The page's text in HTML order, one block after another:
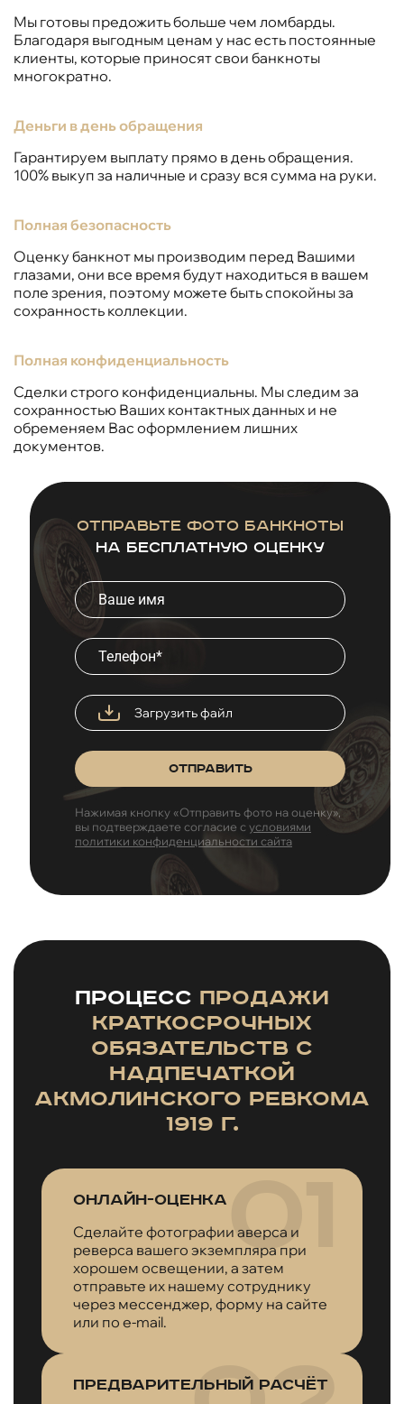
Мы готовы предожить больше чем ломбарды.
Благодаря выгодным ценам у нас есть постоянные
клиенты, которые приносят свои банкноты
многократно.
Деньги в день обращения
Гарантируем выплату прямо в день обращения.
100% выкуп за наличные и сразу вся сумма на руки.
Полная безопасность
Оценку банкнот мы производим перед Вашими
глазами, они все время будут находиться в вашем
поле зрения, поэтому можете быть спокойны за
сохранность коллекции.
Полная конфиденциальность
Сделки строго конфиденциальны. Мы следим за
сохранностью Ваших контактных данных и не
обременяем Вас оформлением лишних
документов.
Отправьте фото банкноты
на бесплатную оценку
Загрузить файл
Отправить
Нажимая кнопку «Отправить фото на оценку»,
вы подтверждаете согласие сусловиями
политики конфиденциальности сайта
Процесс продажи
краткосрочных
обязательств с
надпечаткой
Акмолинского ревкома
1919 г.
Онлайн-оценка
Сделайте фотографии аверса и
реверса вашего экземпляра при
хорошем освещении, а затем
отправьте их нашему сотруднику
через мессенджер, форму на сайте
или по e-mail.
Предварительный расчёт